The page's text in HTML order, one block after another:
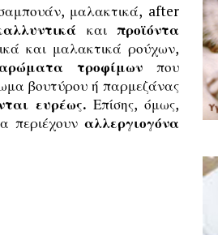
μαλακτικά, after
και προϊόντα
και μαλακτικά ρούχων,
τροφίμων που
βουτύρου ή παρμεζάνας
ευρέως. Επίσης, όμως,
περιέχουν αλλεργιογόνα